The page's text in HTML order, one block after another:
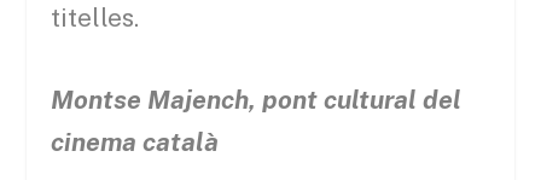
titelles.
Montse Majench, pont cultural del
cinema català